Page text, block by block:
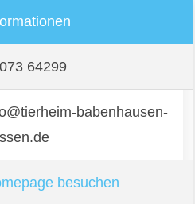
64299
babenhausen-
besuchen